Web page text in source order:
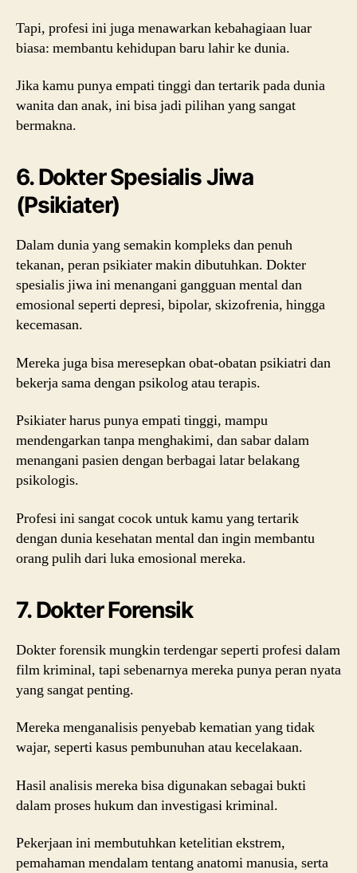
Tapi, profesi ini juga menawarkan kebahagiaan luar
biasa: membantu kehidupan baru lahir ke dunia.
Jika kamu punya empati tinggi dan tertarik pada dunia
wanita dan anak, ini bisa jadi pilihan yang sangat
bermakna.
6. Dokter Spesialis Jiwa
(Psikiater)
Dalam dunia yang semakin kompleks dan penuh
tekanan, peran psikiater makin dibutuhkan. Dokter
spesialis jiwa ini menangani gangguan mental dan
emosional seperti depresi, bipolar, skizofrenia, hingga
kecemasan.
Mereka juga bisa meresepkan obat-obatan psikiatri dan
bekerja sama dengan psikolog atau terapis.
Psikiater harus punya empati tinggi, mampu
mendengarkan tanpa menghakimi, dan sabar dalam
menangani pasien dengan berbagai latar belakang
psikologis.
Profesi ini sangat cocok untuk kamu yang tertarik
dengan dunia kesehatan mental dan ingin membantu
orang pulih dari luka emosional mereka.
7. Dokter Forensik
Dokter forensik mungkin terdengar seperti profesi dalam
film kriminal, tapi sebenarnya mereka punya peran nyata
yang sangat penting.
Mereka menganalisis penyebab kematian yang tidak
wajar, seperti kasus pembunuhan atau kecelakaan.
Hasil analisis mereka bisa digunakan sebagai bukti
dalam proses hukum dan investigasi kriminal.
Pekerjaan ini membutuhkan ketelitian ekstrem,
pemahaman mendalam tentang anatomi manusia, serta